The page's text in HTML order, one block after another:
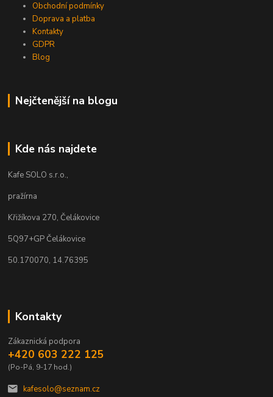
Obchodní podmínky
Doprava a platba
Kontakty
GDPR
Blog
Nejčtenější na blogu
Kde nás najdete
Kafe SOLO s.r.o.,
pražírna
Křižíkova 270, Čelákovice
5Q97+GP Čelákovice
50.170070, 14.76395
Kontakty
Zákaznická podpora
+420 603 222 125
(Po-Pá, 9-17 hod.)
kafesolo@seznam.cz